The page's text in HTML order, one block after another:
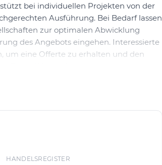
bei individuellen Projekten von der
Ausführung. Bei Bedarf lassen
zur optimalen Abwicklung
des Angebots eingehen. Interessierte
um eine Offerte zu erhalten und den
der Arbeiten.
Elektro AG mit dem Ziel realisiert,
zu verbinden. Das Angebot richtet
die Wert auf einen
Installation legen. Der Handel mit
HANDELSREGISTER